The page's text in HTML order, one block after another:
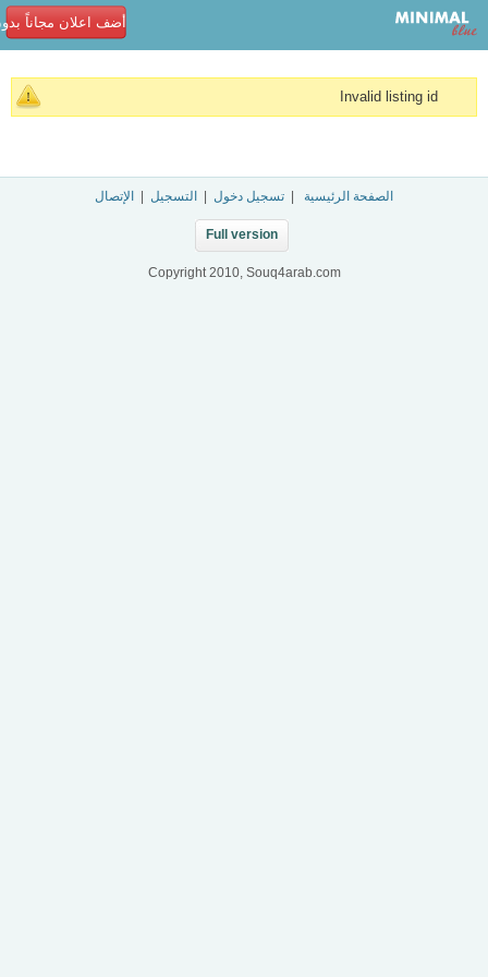
أضف اعلان مجاناً
Invalid listing id
الصفحة الرئيسية تسجيل دخول التسجيل الإتصال
Full version
Copyright 2010, Souq4arab.com